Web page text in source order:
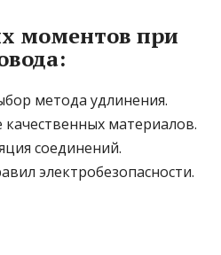
моментов при
метода удлинения.
материалов.
соединений.
электробезопасности.